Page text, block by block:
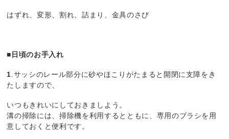
はずれ、変形、割れ、詰まり、金具のさび
■日頃のお手入れ
1.サッシのレール部分に砂やほこりがたまると開閉に支障をき
たしますので、
いつもきれいにしておきましよう。
溝の掃除には、掃除機を利用するとともに、専用のブラシを用
意しておくと便利です。